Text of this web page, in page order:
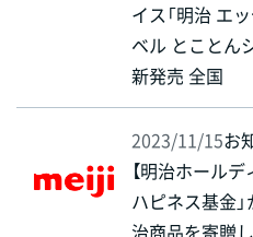
イス「明治 エ
ベル とことん
新発売 全国
2023/11/15お
【明治ホール
ハピネス基金
治商品を寄贈